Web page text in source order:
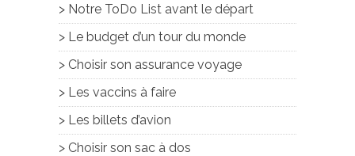
> Notre ToDo List avant le départ
> Le budget d’un tour du monde
> Choisir son assurance voyage
> Les vaccins à faire
> Les billets d’avion
> Choisir son sac à dos